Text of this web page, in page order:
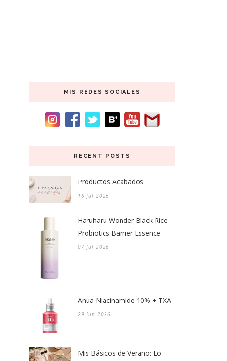
MIS REDES SOCIALES
RECENT POSTS
Productos Acabados
16 Jul 2026
Haruharu Wonder Black Rice
Probiotics Barrier Essence
07 Jul 2026
Anua Niacinamide 10% + TXA
29 Jun 2026
Mis Básicos de Verano: Lo